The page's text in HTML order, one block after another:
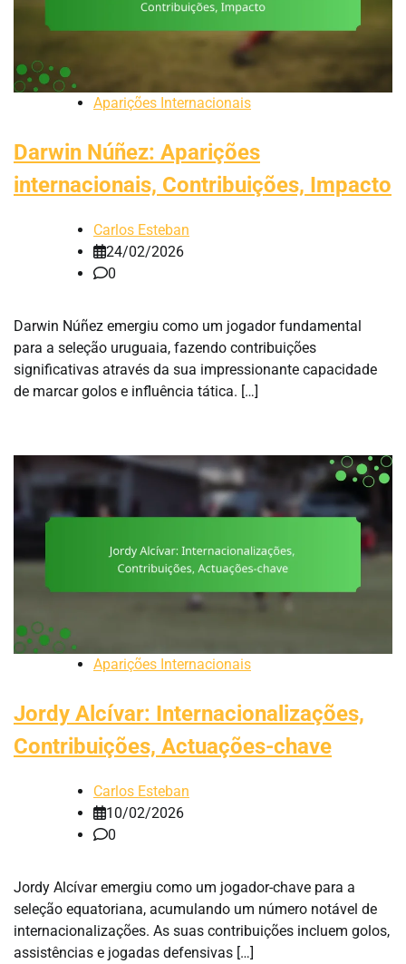
Aparições Internacionais
Darwin Núñez: Aparições
internacionais, Contribuições, Impacto
Carlos Esteban
24/02/2026
0
Darwin Núñez emergiu como um jogador fundamental
para a seleção uruguaia, fazendo contribuições
significativas através da sua impressionante capacidade
de marcar golos e influência tática. […]
Aparições Internacionais
Jordy Alcívar: Internacionalizações,
Contribuições, Actuações-chave
Carlos Esteban
10/02/2026
0
Jordy Alcívar emergiu como um jogador-chave para a
seleção equatoriana, acumulando um número notável de
internacionalizações. As suas contribuições incluem golos,
assistências e jogadas defensivas […]